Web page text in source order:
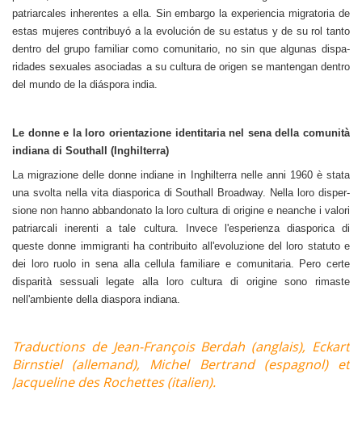
patriarcales inherentes a ella. Sin embargo la experiencia migratoria de
estas mujeres contribuyó a la evolución de su estatus y de su rol tanto
dentro del grupo fami­liar como comunitario, no sin que algunas dispa­
ridades sexuales asociadas a su cultura de origen se mantengan dentro
del mundo de la diáspora india.
Le donne e la loro orientazione identitaria nel sena della comunità
indiana di Southall (Inghilterra)
La migrazione delle donne indiane in Inghilterra nelle anni 1960 è stata
una svolta nella vita dia­sporica di Southall Broadway. Nella loro disper­
sione non hanno abbandonato la loro cultura di origine e neanche i valori
patriarcali inerenti a tale cultura. Invece l'esperienza diasporica di
queste donne immigranti ha contribuito all'evo­luzione del loro statuto e
dei loro ruolo in sena alla cellula familiare e comunitaria. Pero certe
disparità sessuali legate alla loro cultura di ori­gine sono rimaste
nell'ambiente della diaspora indiana.
Traductions de Jean-François Berdah (anglais), Eckart
Birnstiel (allemand), Michel Bertrand (espagnol) et
Jacqueline des Rochettes (italien).